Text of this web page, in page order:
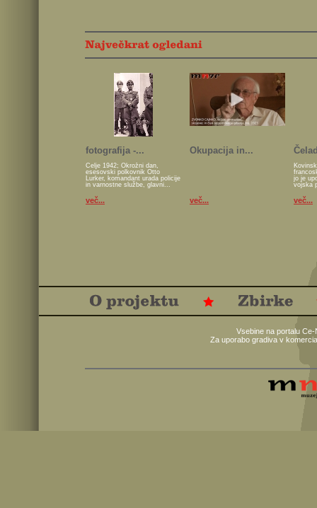
fotografija -...
Celje 1942; Okrožni dan,
esesovski polkovnik Otto
Lurker, komandant urada policije
in varnostne službe, glavni...
več...
Okupacija in...
več...
jo je
vojska
več...
Vsebine na portalu
Za uporabo gradiva v